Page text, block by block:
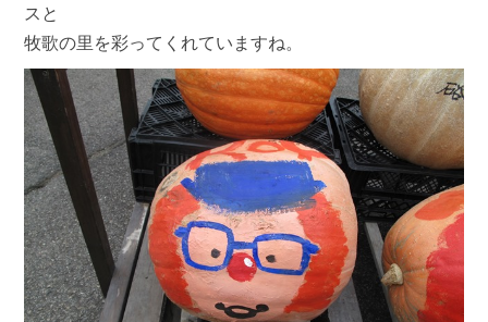
スと
牧歌の里を彩ってくれていますね。